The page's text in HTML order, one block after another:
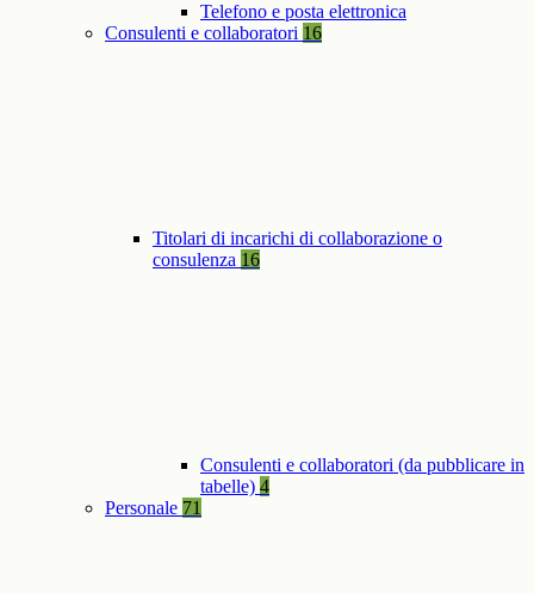
Telefono e posta elettronica
Consulenti e collaboratori 16
Titolari di incarichi di collaborazione o
consulenza 16
Consulenti e collaboratori (da pubblicare in
tabelle) 4
Personale 71